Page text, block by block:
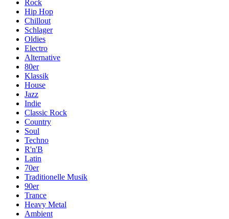
Rock
Hip Hop
Chillout
Schlager
Oldies
Electro
Alternative
80er
Klassik
House
Jazz
Indie
Classic Rock
Country
Soul
Techno
R'n'B
Latin
70er
Traditionelle Musik
90er
Trance
Heavy Metal
Ambient